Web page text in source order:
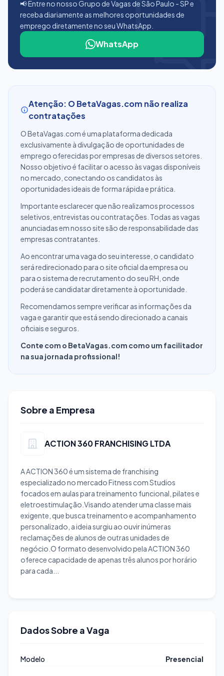
📢 Entre no nosso Grupo de Vagas de São Paulo - SP e
receba diariamente as melhores oportunidades de
emprego diretamente no seu WhatsApp.
WhatsApp
Atenção: O BetaVagas.com não realiza
contratações
O BetaVagas.com é uma plataforma dedicada
exclusivamente à divulgação de oportunidades de
emprego oferecidas por empresas de diversos setores.
Nosso objetivo é facilitar o acesso às vagas disponíveis
no mercado, conectando os candidatos às
oportunidades ideais de forma rápida e prática.
Importante esclarecer que não realizamos processos
seletivos, entrevistas ou contratações. Todas as vagas
anunciadas em nosso site são de responsabilidade das
empresas contratantes.
Ao encontrar uma vaga do seu interesse, o candidato
será redirecionado para o site oficial da empresa ou
para o sistema de recrutamento do seu RH, onde
poderá se candidatar diretamente à oportunidade.
Recomendamos sempre verificar as informações da
vaga e garantir que está sendo direcionado a canais
oficiais e seguros.
Conte com o BetaVagas.com como um facilitador
na sua jornada profissional!
Sobre a Empresa
ACTION 360 FRANCHISING LTDA
A ACTION 360 é um sistema de franchising
especializado no mercado Fitness com Studios
focados em aulas para treinamento funcional, pilates e
eletroestimulação.Visando atender uma classe mais
exigente, que busca treinamento e acompanhamento
personalizado, a ideia surgiu ao ouvir inúmeras
reclamações de alunos de outras unidades de
negócio.O formato desenvolvido pela ACTION 360
oferece capacidade de apenas três alunos por horário
para cada...
Dados Sobre a Vaga
Modelo Presencial